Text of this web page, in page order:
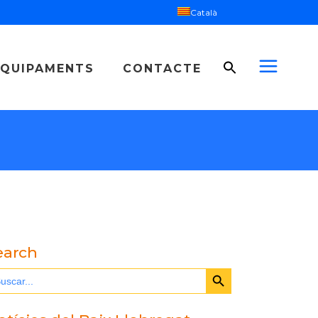
Català
CONTACTE
violències
Search Button